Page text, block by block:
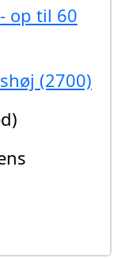
op til 60
(2700)